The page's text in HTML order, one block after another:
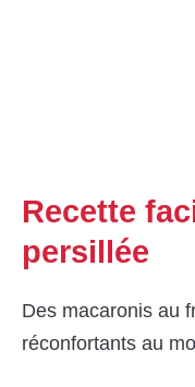
Recette
persillée
Des macaronis au
réconfortants au